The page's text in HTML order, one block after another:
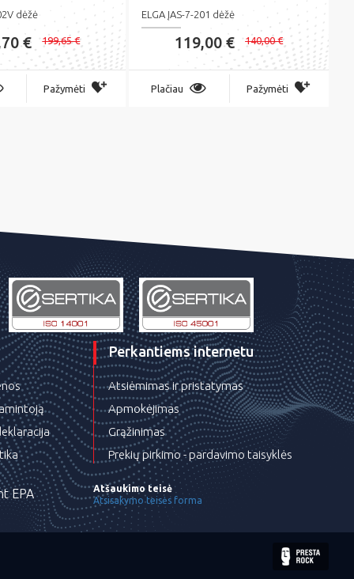
dėžė
€ 199,65 €
Pažymėti
ELGA ĮAS-7-201 dėžė
119,00 € 140,00 €
Plačiau Pažymėti
EPA
Perkantiems internetu
Atsiėmimas ir pristatymas
Apmokėjimas
Grąžinimas
Prekių pirkimo - pardavimo taisyklės
Atšaukimo teisė
Atsisakymo teisės forma